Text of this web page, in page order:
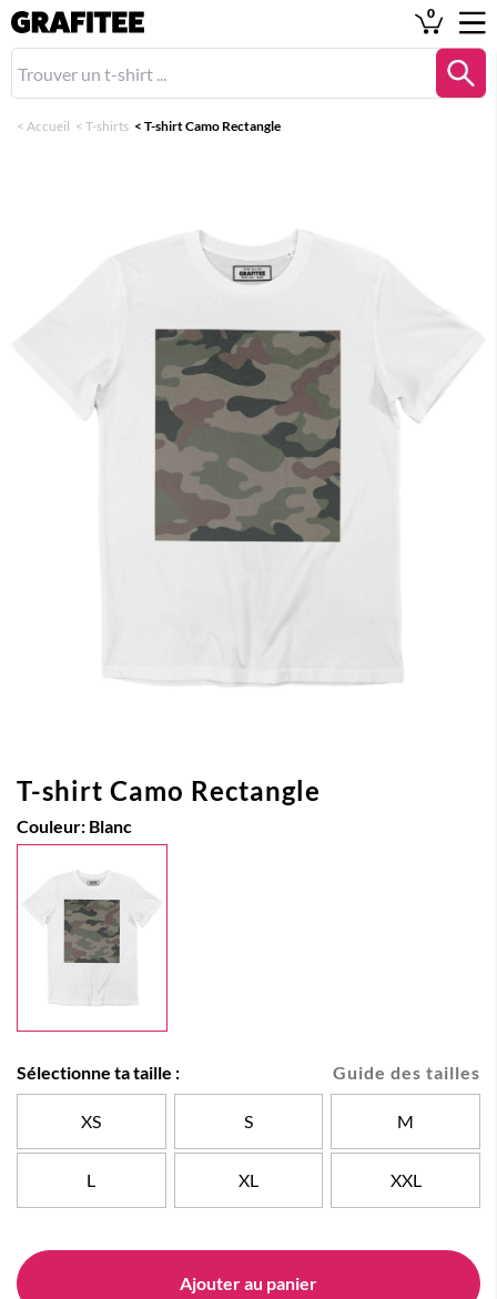
0
< Accueil < T-shirts < T-shirt Camo Rectangle
T-shirt Camo Rectangle
Couleur: Blanc
Guide des tailles
Sélectionne ta taille :
XS S M
L XL XXL
Ajouter au panier